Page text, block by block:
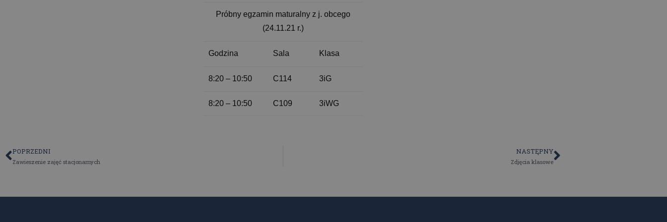
Próbny egzamin maturalny z j. obcego
(24.11.21 r.)
Godzina Sala Klasa
8:20 – 10:50 C114 3iG
8:20 – 10:50 C109 3iWG
POPRZEDNI
Zawieszenie zajęć stacjonarnych
NASTĘPNY
Zdjęcia klasowe